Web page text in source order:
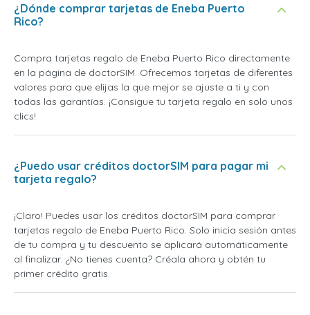
¿Dónde comprar tarjetas de Eneba Puerto
Rico?
Compra tarjetas regalo de Eneba Puerto Rico directamente
en la página de doctorSIM. Ofrecemos tarjetas de diferentes
valores para que elijas la que mejor se ajuste a ti y con
todas las garantías. ¡Consigue tu tarjeta regalo en solo unos
clics!
¿Puedo usar créditos doctorSIM para pagar mi
tarjeta regalo?
¡Claro! Puedes usar los créditos doctorSIM para comprar
tarjetas regalo de Eneba Puerto Rico. Solo inicia sesión antes
de tu compra y tu descuento se aplicará automáticamente
al finalizar. ¿No tienes cuenta? Créala ahora y obtén tu
primer crédito gratis.